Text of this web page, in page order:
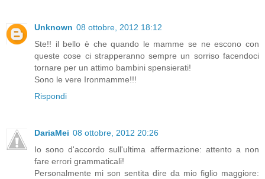
Unknown 08 ottobre, 2012 18:12
Ste!! il bello è che quando le mamme se ne escono con
queste cose ci strapperanno sempre un sorriso facendoci
tornare per un attimo bambini spensierati!
Sono le vere Ironmamme!!!
Rispondi
DariaMei 08 ottobre, 2012 20:26
Io sono d'accordo sull'ultima affermazione: attento a non
fare errori grammaticali!
Personalmente mi son sentita dire da mio figlio maggiore: